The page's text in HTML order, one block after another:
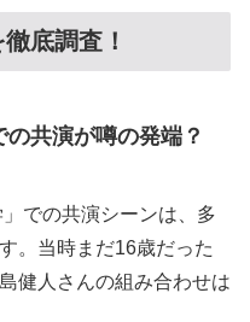
底調査！
の共演が噂の発端？
での共演シーンは、多
。当時まだ16歳だった
健人さんの組み合わせは